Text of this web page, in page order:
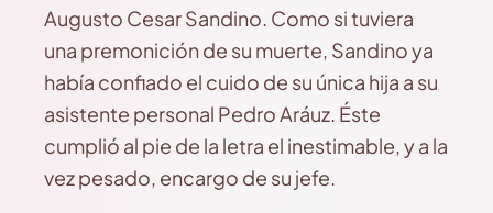
Augusto Cesar Sandino. Como si tuviera
una premonición de su muerte, Sandino ya
había confiado el cuido de su única hija a su
asistente personal Pedro Aráuz. Éste
cumplió al pie de la letra el inestimable, y a la
vez pesado, encargo de su jefe.